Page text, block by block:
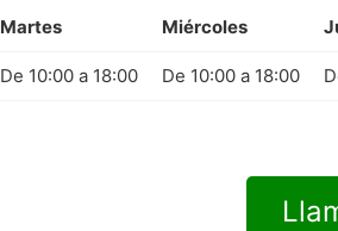
Martes Miércoles
De 10:00 a 18:00 De 10:00 a 18:00